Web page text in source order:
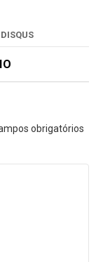
DISQUS
obrigatórios